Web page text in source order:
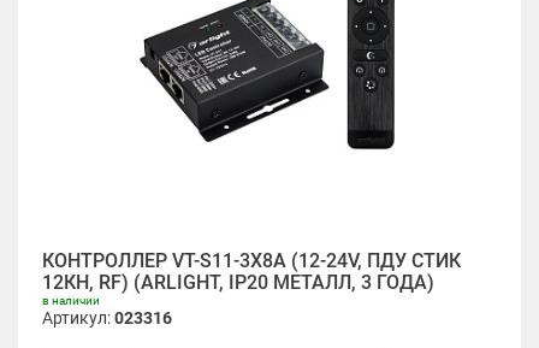
КОНТРОЛЛЕР VT-S11-3X8A (12-24V, ПДУ СТИК
12КН, RF) (ARLIGHT, IP20 МЕТАЛЛ, 3 ГОДА)
в наличии
Артикул:023316